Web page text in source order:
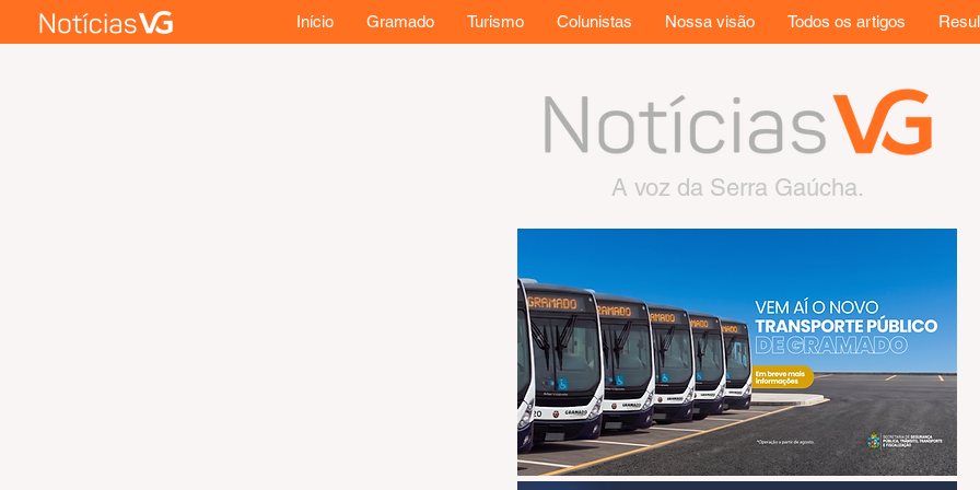
Início Gramado Turismo Colunistas Nossa visão Todos os artigos
A voz da Serra Gaúcha.